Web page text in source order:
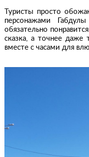
Туристы просто
персонажами
обязательно
сказка, а точнее даже
вместе с часами для